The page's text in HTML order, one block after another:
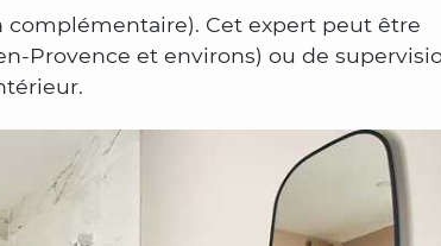
Cet expert peut être
Provence et environs) ou de